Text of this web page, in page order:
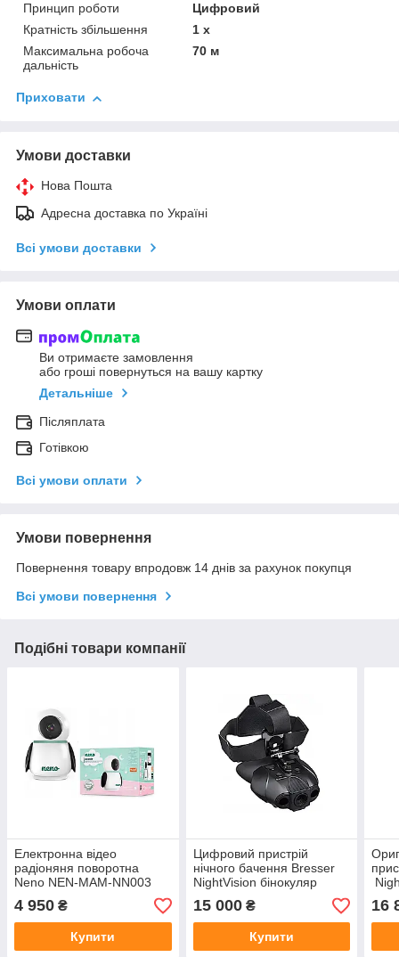
Принцип роботи
Цифровий
Кратність збільшення
1 х
Максимальна робоча
дальність
70 м
Приховати
Умови доставки
Нова Пошта
Адресна доставка по Україні
Всі умови доставки
Умови оплати
Ви отримаєте замовлення
або гроші повернуться на вашу картку
Детальніше
Післяплата
Готівкою
Всі умови оплати
Умови повернення
Повернення товару впродовж 14 днів за рахунок покупця
Всі умови повернення
Подібні товари компанії
Електронна відео
радіоняня поворотна
Neno NEN-MAM-NN003
NENO AVANTE біла
4 950 ₴
Купити
Цифровий пристрій
нічного бачення Bresser
NightVision бінокуляр
15 000₴
Купити
16